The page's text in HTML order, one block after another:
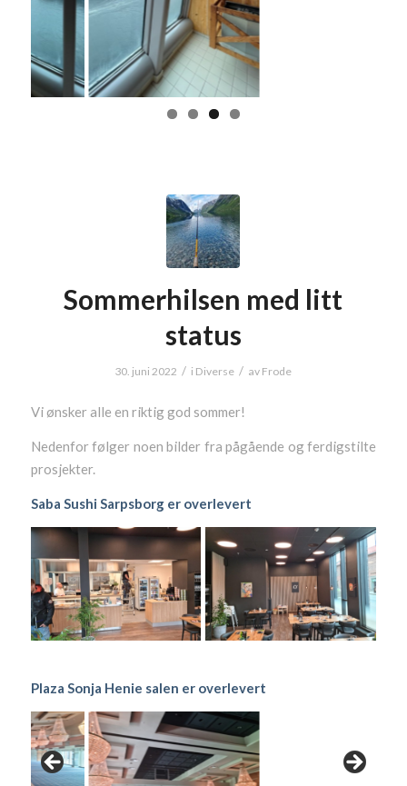
Sommerhilsen med litt
status
30. juni 2022 / i Diverse / av Frode
Vi ønsker alle en riktig god sommer!
Nedenfor følger noen bilder fra pågående og ferdigstilte
prosjekter.
Saba Sushi Sarpsborg er overlevert
Plaza Sonja Henie salen er overlevert